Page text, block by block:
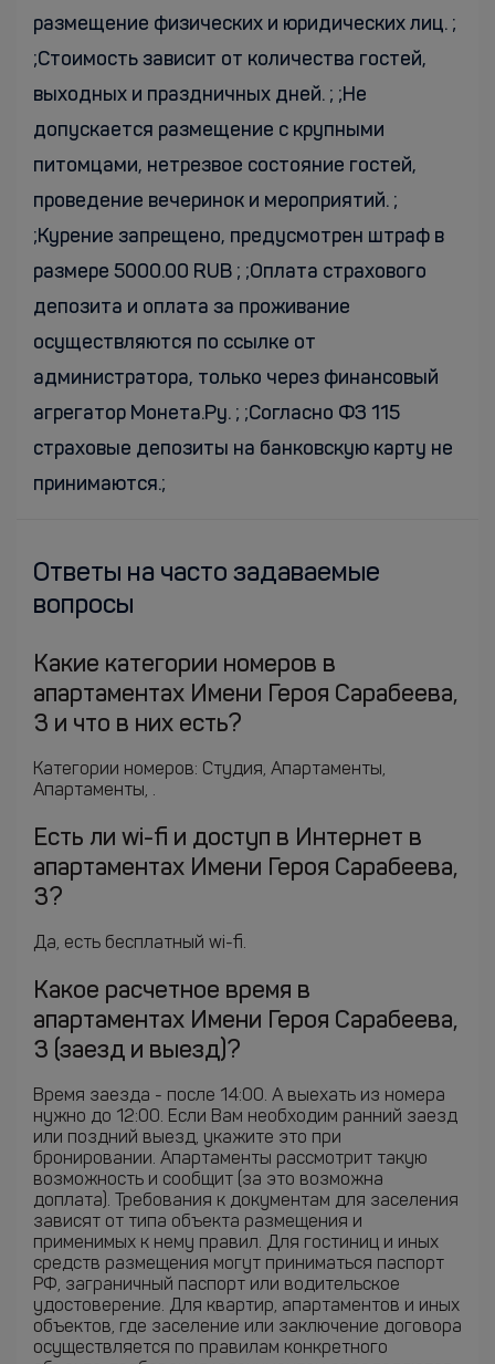
размещение физических и юридических лиц. ;
;Стоимость зависит от количества гостей,
выходных и праздничных дней. ; ;Не
допускается размещение с крупными
питомцами, нетрезвое состояние гостей,
проведение вечеринок и мероприятий. ;
;Курение запрещено, предусмотрен штраф в
размере 5000.00 RUB ; ;Оплата страхового
депозита и оплата за проживание
осуществляются по ссылке от
администратора, только через финансовый
агрегатор Монета.Ру. ; ;Согласно ФЗ 115
страховые депозиты на банковскую карту не
принимаются.;
Ответы на часто задаваемые
вопросы
Какие категории номеров в
апартаментах Имени Героя Сарабеева,
3 и что в них есть?
Категории номеров: Студия, Апартаменты,
Апартаменты, .
Есть ли wi-fi и доступ в Интернет в
апартаментах Имени Героя Сарабеева,
3?
Да, есть бесплатный wi-fi.
Какое расчетное время в
апартаментах Имени Героя Сарабеева,
3 (заезд и выезд)?
Время заезда - после 14:00. А выехать из номера
нужно до 12:00. Если Вам необходим ранний заезд
или поздний выезд, укажите это при
бронировании. Апартаменты рассмотрит такую
возможность и сообщит (за это возможна
доплата). Требования к документам для заселения
зависят от типа объекта размещения и
применимых к нему правил. Для гостиниц и иных
средств размещения могут приниматься паспорт
РФ, заграничный паспорт или водительское
удостоверение. Для квартир, апартаментов и иных
объектов, где заселение или заключение договора
осуществляется по правилам конкретного